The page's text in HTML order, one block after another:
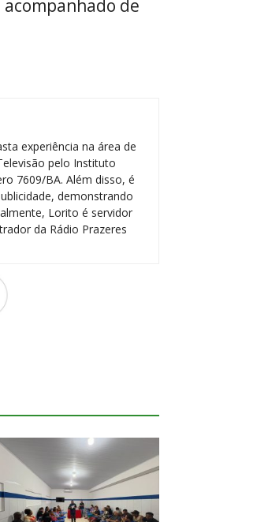
de
experiência na área de
pelo Instituto
7609/BA. Além disso, é
demonstrando
Lorito é servidor
da Rádio Prazeres